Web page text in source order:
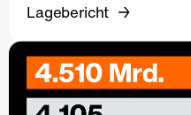
Lagebericht